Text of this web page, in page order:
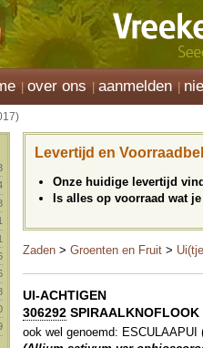
over ons aanmelden
Levertijd en
Onze huidige levertijd
Is alles op voorraad wat
Zaden > Groenten en Fruit >
UI-ACHTIGEN
306292
ook wel genoemd: